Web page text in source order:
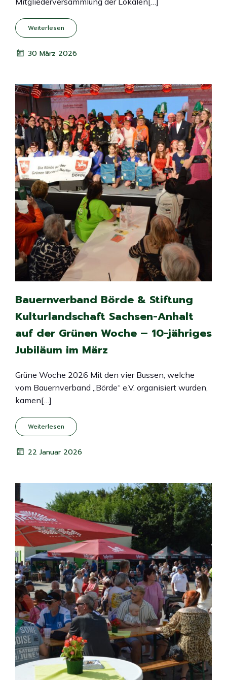
Weiterlesen
30 März 2026
Bauernverband Börde & Stiftung
Kulturlandschaft Sachsen-Anhalt
auf der Grünen Woche – 10-jähriges
Jubiläum im März
Grüne Woche 2026 Mit den vier Bussen, welche
vom Bauernverband „Börde“ e.V. organisiert wurden,
kamen[…]
Weiterlesen
22 Januar 2026